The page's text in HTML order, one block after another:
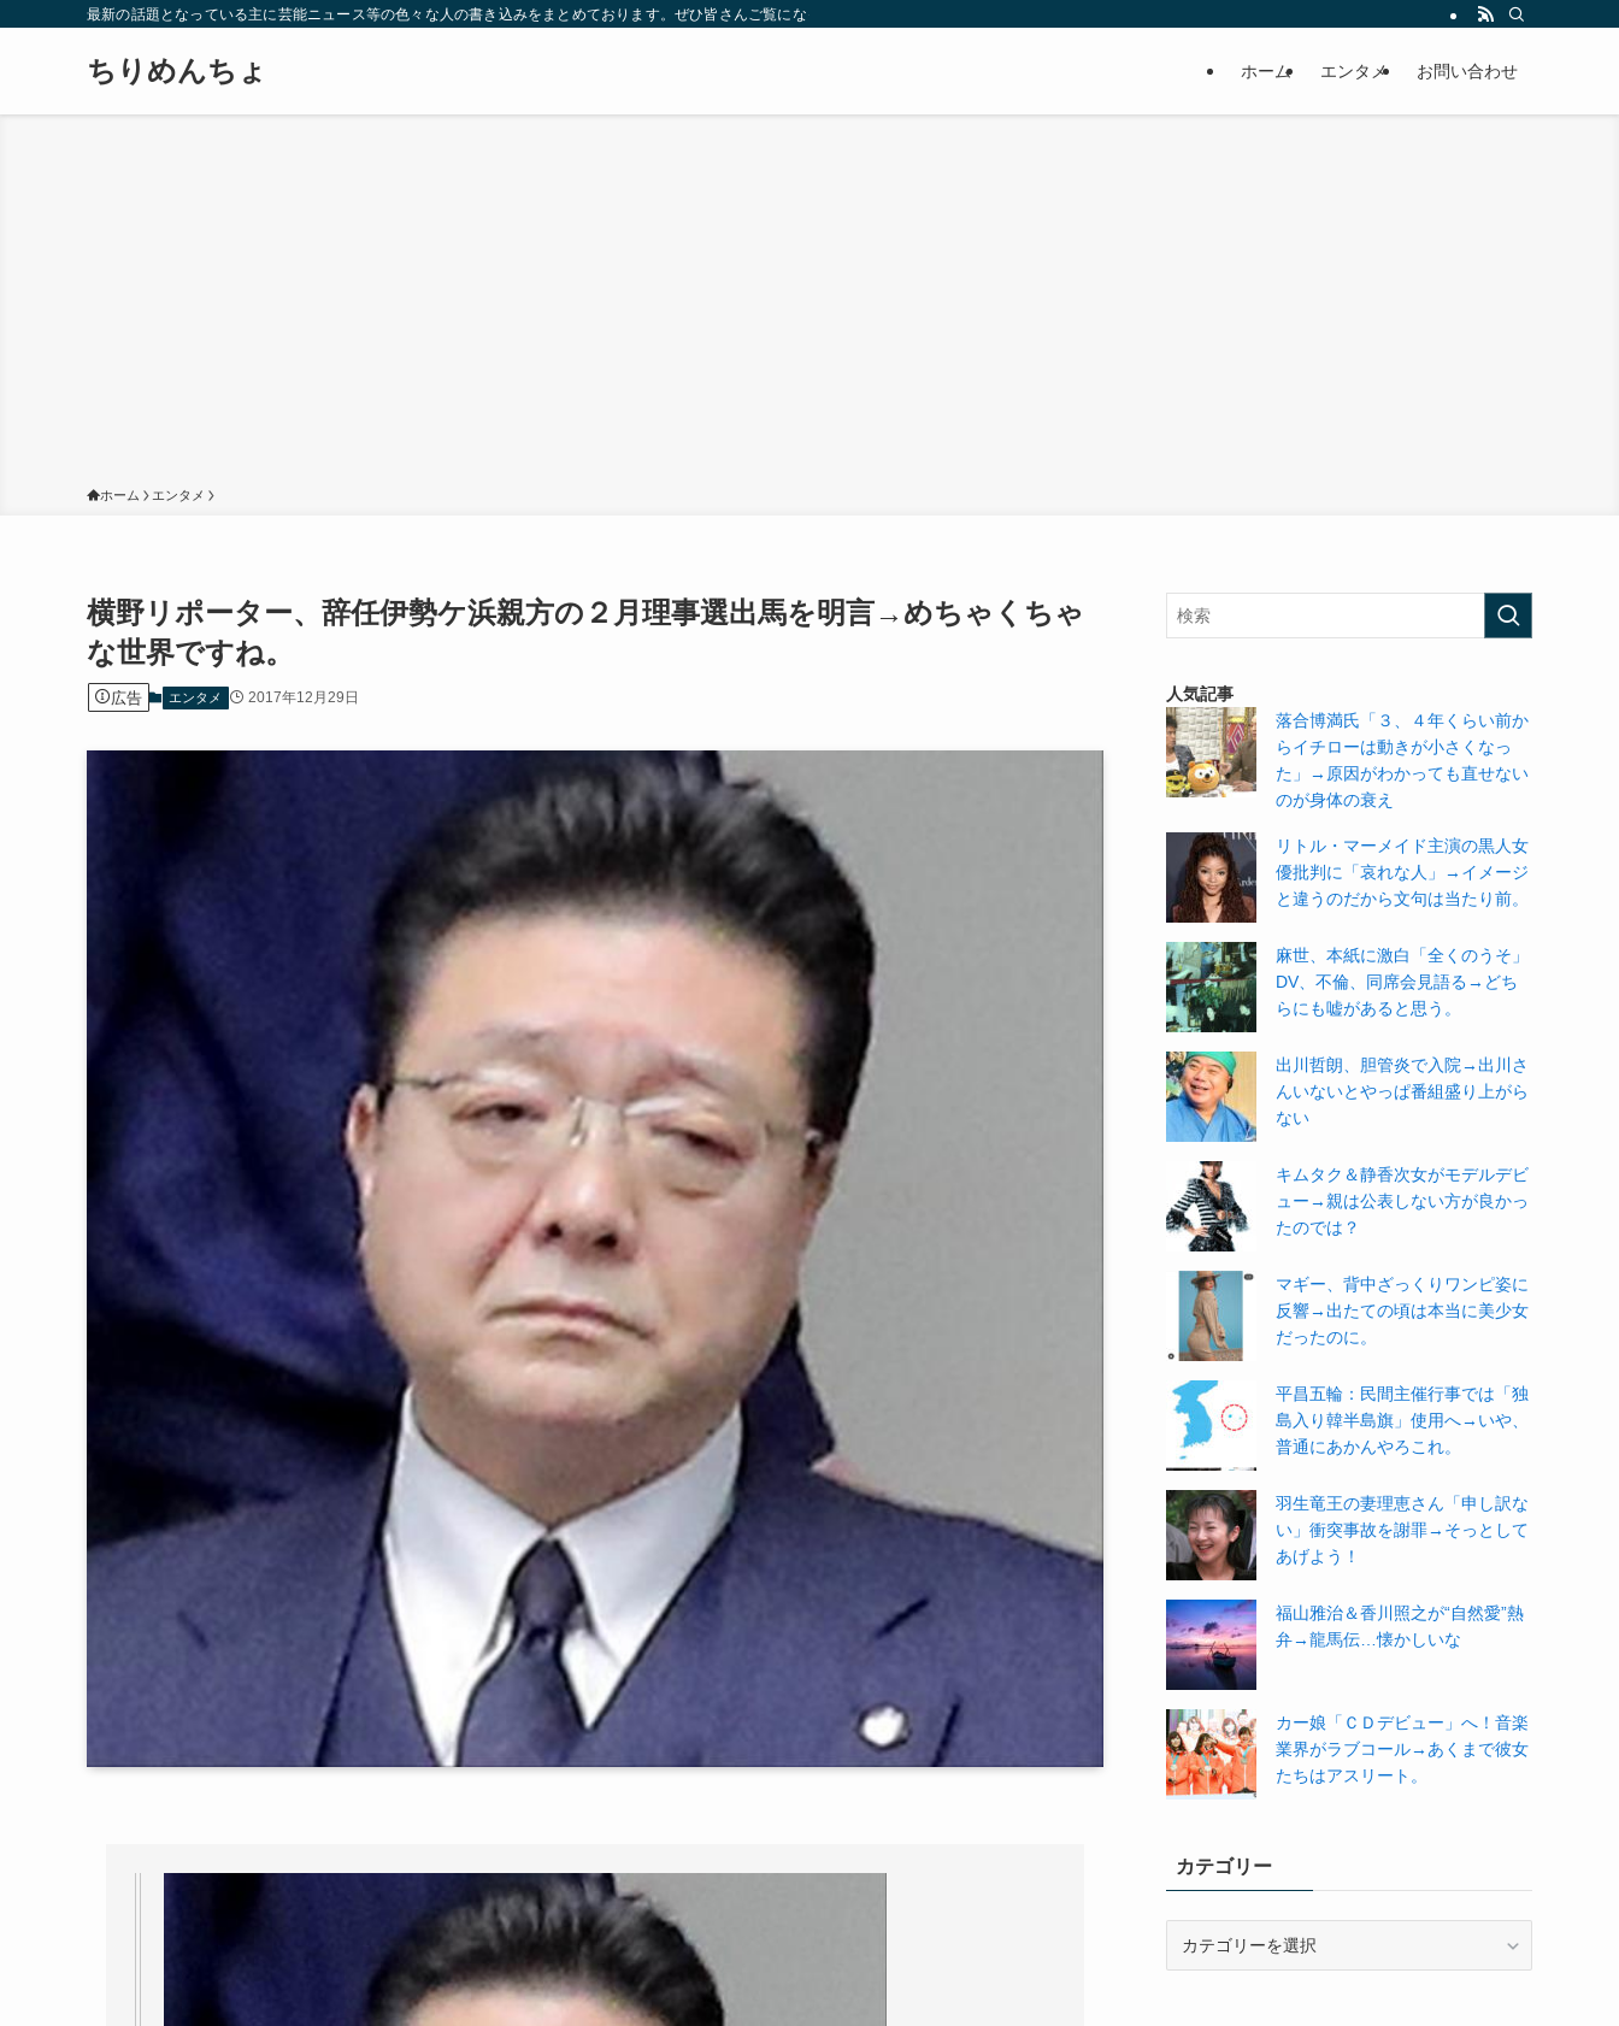
最新の話題となっている主に芸能ニュース等の色々な人の書き込みをまとめております。ぜひ皆さんご覧になっていってください。
ちりめんちょ ホーム エンタメ お問い合わせ
ホーム エンタメ
横野リポーター、辞任伊勢ケ浜親方の２月理事選出馬を明言→めちゃくちゃ
な世界ですね。
広告 エンタメ 2017年12月29日
人気記事
落合博満氏「３、４年くらい前か
らイチローは動きが小さくなっ
た」→原因がわかっても直せない
のが身体の衰え
リトル・マーメイド主演の黒人女
優批判に「哀れな人」→イメージ
と違うのだから文句は当たり前。
麻世、本紙に激白「全くのうそ」
DV、不倫、同席会見語る→どち
らにも嘘があると思う。
出川哲朗、胆管炎で入院→出川さ
んいないとやっぱ番組盛り上がら
ない
キムタク＆静香次女がモデルデビ
ュー→親は公表しない方が良かっ
たのでは？
マギー、背中ざっくりワンピ姿に
反響→出たての頃は本当に美少女
だったのに。
平昌五輪：民間主催行事では「独
島入り韓半島旗」使用へ→いや、
普通にあかんやろこれ。
羽生竜王の妻理恵さん「申し訳な
い」衝突事故を謝罪→そっとして
あげよう！
福山雅治＆香川照之が“自然愛”熱
弁→龍馬伝…懐かしいな
カー娘「ＣＤデビュー」へ！音楽
業界がラブコール→あくまで彼女
たちはアスリート。
カテゴリー